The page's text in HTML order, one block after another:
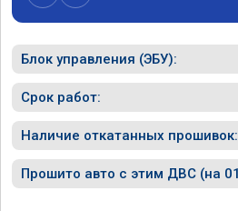
Блок управления (ЭБУ):
Срок работ:
Наличие откатанных прошивок:
Прошито авто с этим ДВС (на